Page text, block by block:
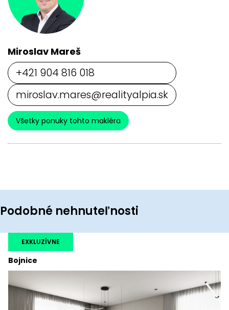
Miroslav Mareš
+421 904 816 018
miroslav.mares@realityalpia.sk
Všetky ponuky tohto makléra
Podobné nehnuteľnosti
Bojnice
EXKLUZÍVNE